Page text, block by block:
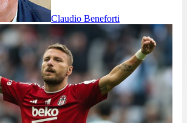
Claudio Beneforti